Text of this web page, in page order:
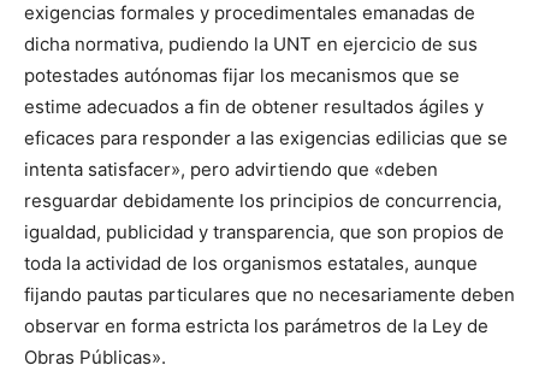
exigencias formales y procedimentales emanadas de
dicha normativa, pudiendo la UNT en ejercicio de sus
potestades autónomas fijar los mecanismos que se
estime adecuados a fin de obtener resultados ágiles y
eficaces para responder a las exigencias edilicias que se
intenta satisfacer», pero advirtiendo que «deben
resguardar debidamente los principios de concurrencia,
igualdad, publicidad y transparencia, que son propios de
toda la actividad de los organismos estatales, aunque
fijando pautas particulares que no necesariamente deben
observar en forma estricta los parámetros de la Ley de
Obras Públicas».